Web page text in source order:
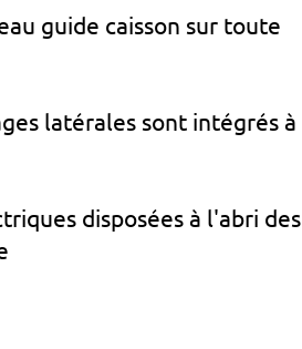
guide caisson sur toute
latérales sont intégrés à
disposées à l'abri des